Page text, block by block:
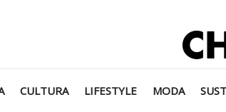
CULTURA LIFESTYLE MODA